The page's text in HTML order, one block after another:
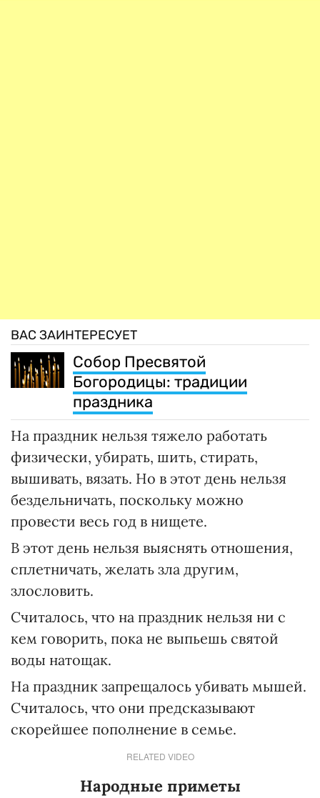
ВАС ЗАИНТЕРЕСУЕТ
Собор Пресвятой
Богородицы: традиции
праздника
На праздник нельзя тяжело работать
физически, убирать, шить, стирать,
вышивать, вязать. Но в этот день нельзя
бездельничать, поскольку можно
провести весь год в нищете.
В этот день нельзя выяснять отношения,
сплетничать, желать зла другим,
злословить.
Считалось, что на праздник нельзя ни с
кем говорить, пока не выпьешь святой
воды натощак.
На праздник запрещалось убивать мышей.
Считалось, что они предсказывают
скорейшее пополнение в семье.
RELATED VIDEO
Народные приметы